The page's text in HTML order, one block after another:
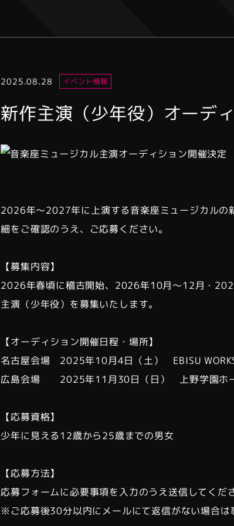
2025.08.28 イベント情報
新作主演（少年役）オーデ
2026年〜2027年に上演する音楽座ミュージカルの
細をご確認のうえ、ご応募ください。
【募集内容】
2026年春頃に稽古開始、2026年10月〜12月・
主演（少年役）を募集いたします。
【オーディション開催日程・場所】
名古屋会場 2025年10月4日（土） EBISU
広島会場 2025年11月30日（日） 上野学園ホ
【応募資格】
少年に見える12歳から25歳までの男女
【応募方法】
応募フォームに必要事項を入力のうえ送信してくださ
※ご応募後30分以内にメールにて返信がない場合は